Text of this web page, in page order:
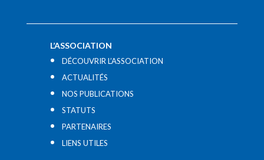
L’ASSOCIATION
DÉCOUVRIR L’ASSOCIATION
ACTUALITÉS
NOS PUBLICATIONS
STATUTS
PARTENAIRES
LIENS UTILES​